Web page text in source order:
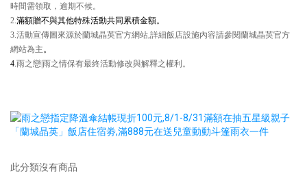
時間需領取，逾期不候。
2. 滿額贈不與其他特殊活動共同累積金額。
3.活動宣傳圖來源於蘭城晶英官方網站,詳細飯店設施內容請參閱蘭城晶英官方
網站為主 。
4. 雨之戀|雨之情保有最終活動修改與解釋之權利 。
此分類沒有商品